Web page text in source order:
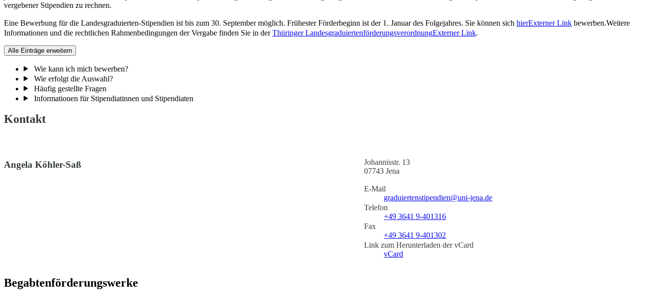
vergebener Stipendien zu rechnen.
Eine Bewerbung für die Landesgraduierten-Stipendien ist bis zum 30. September möglich. Frühester Förderbeginn ist der 1. Januar des Folgejahres. Sie können sich hierExterner Link bewerben.Weitere
Informationen und die rechtlichen Rahmenbedingungen der Vergabe finden Sie in derThüringer LandesgraduiertenförderungsverordnungExterner Link.
Alle Einträge erweitern
Wie kann ich mich bewerben?
Wie erfolgt die Auswahl?
Häufig gestellte Fragen
Informationen für Stipendiatinnen und Stipendiaten
Kontakt
Angela Köhler-Saß
Johannisstr. 13
07743 Jena
E-Mail
graduiertenstipendien@uni-jena.de
Telefon
+49 3641 9-401316
Fax
+49 3641 9-401302
Link zum Herunterladen der vCard
vCard
Begabtenförderungswerke